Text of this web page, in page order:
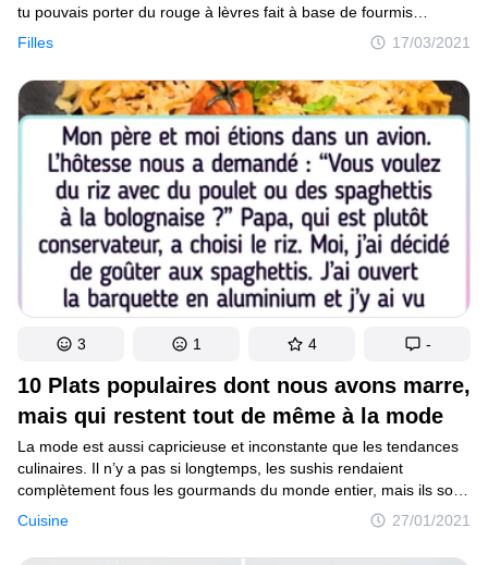
Filles 17/03/2021
tu pouvais porter du rouge à lèvres fait à base de fourmis
et de coléoptères écrasés ? Ou mieux encore, que raser les
cheveux de ton front te donnerait l’air plus noble ou plus
intelligente ? Les pratiques de ce genre étaient très courantes
chez les femmes au cours des siècles. Certaines d’entre elles
sont encore suivies aujourd’hui, même si nous ne nous
en rendons pas compte. Mais heureusement, la majeure partie
d’entre elles appartiennent au passé, comme celle consistant
à serrer les pieds des filles dès leur plus jeune âge pour retarder
leur croissance, ce qui était très à la mode dans la Chine antique.
10 Plats populaires dont nous avons marre,
mais qui restent tout de même à la mode
Cuisine 27/01/2021
La mode est aussi capricieuse et inconstante que les tendances
culinaires. Il n’y a pas si longtemps, les sushis rendaient
complètement fous les gourmands du monde entier, mais ils sont
désormais peu à peu remplacés par le phô bô et le poke. Tout
comme certains vêtements, coiffures et maquillages à la mode
mènent parfois à se poser des questions du genre : “Sérieux?”,
3 1 4 -